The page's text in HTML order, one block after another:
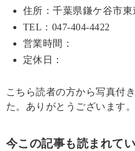
住所：千葉県鎌ケ谷市東
TEL：047-404-4422
営業時間：
定休日：
こちら読者の方から写真付
た。ありがとうございます。
今この記事も読まれて